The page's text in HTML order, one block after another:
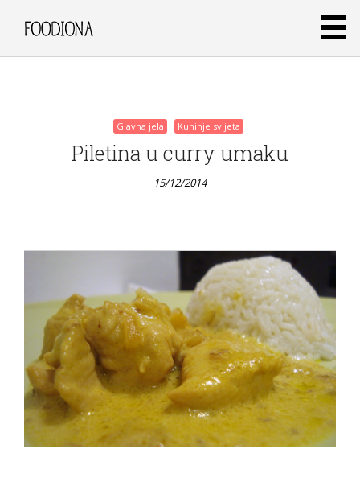
Glavna jela
Kuhinje svijeta
Peperoncini
mousse au
chocolat
15/12/2014
Glavna jela Kuhinje svijeta
Piletina u curry umaku
15/12/2014